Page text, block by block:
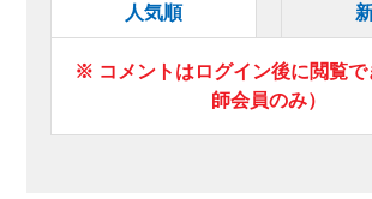
人気順
※ コメントはログイン後に閲覧で
師会員のみ）